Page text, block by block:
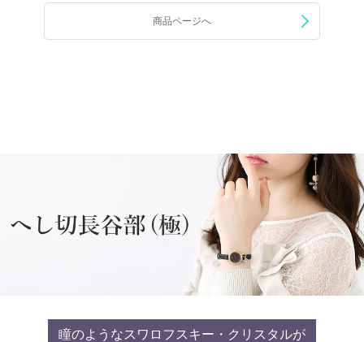
商品ページへ
瞳のようなスワロフスキー・クリスタルが